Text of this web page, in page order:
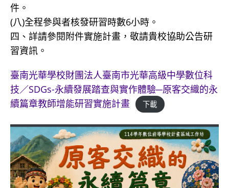
件。
(八)全程參與者核發研習時數6小時。
四、詳請參閱附件實施計畫，敬請貴校協助公告研
習資訊。
臺南光華學校財團法人臺南市光華高級中學數位科
技／SDGs-永續發展踏查與實作體驗─原客交織的永
續篇章教師增能研習實施計畫
下載